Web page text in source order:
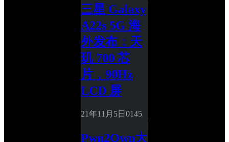
三星 Galaxy
A22s 5G 海
外发布：天
玑 700 芯
片，90Hz
LCD 屏
21年11月5日 0145
Pwn2Own大